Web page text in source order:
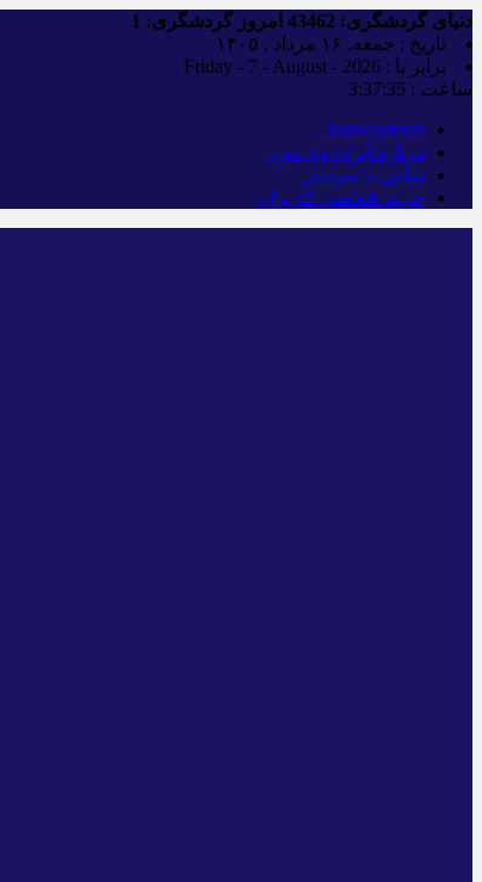
دنیای گردشگری: امروز گردشگری:
تاریخ : جمعه, ۱۶ مرداد , ۱۴۰۵
برابر با : Friday - 7 - August - 2026
ساعت : 3:37:36
iranwaytours
درباره ایران وی تورز
تماس با سردبیر
حریم شخصی کاربران